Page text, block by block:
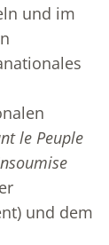
und im
le Peuple
und dem